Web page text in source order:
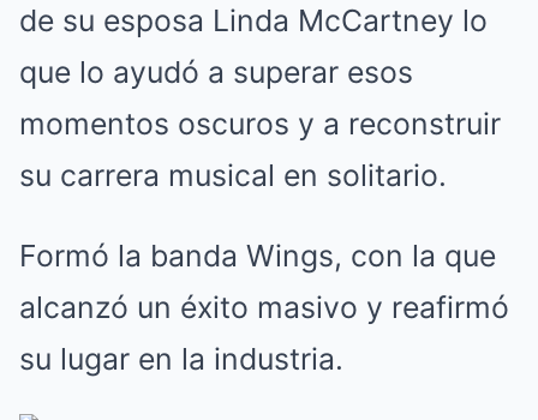
de su esposa Linda McCartney lo
que lo ayudó a superar esos
momentos oscuros y a reconstruir
su carrera musical en solitario.
Formó la banda Wings, con la que
alcanzó un éxito masivo y reafirmó
su lugar en la industria.